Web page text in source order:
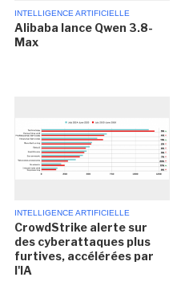
INTELLIGENCE ARTIFICIELLE
Alibaba lance Qwen 3.8-
Max
INTELLIGENCE ARTIFICIELLE
CrowdStrike alerte sur
des cyberattaques plus
furtives, accélérées par
l'IA